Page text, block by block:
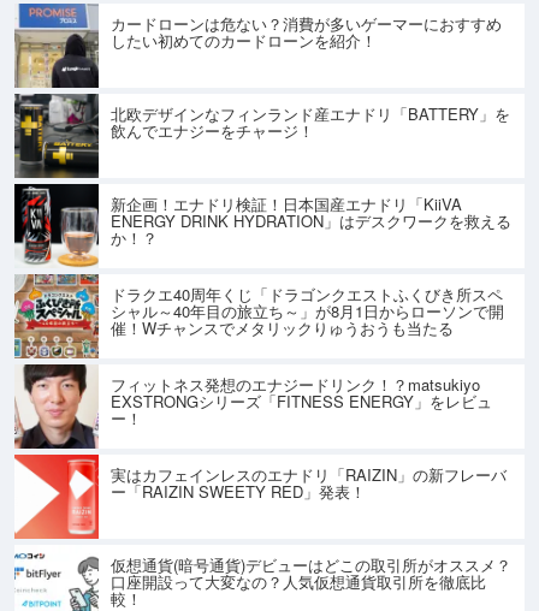
カードローンは危ない？消費が多いゲーマーにおすすめ
したい初めてのカードローンを紹介！
北欧デザインなフィンランド産エナドリ「BATTERY」を
飲んでエナジーをチャージ！
新企画！エナドリ検証！日本国産エナドリ「KiiVA
ENERGY DRINK HYDRATION」はデスクワークを救える
か！？
ドラクエ40周年くじ「ドラゴンクエストふくびき所スペ
シャル～40年目の旅立ち～」が8月1日からローソンで開
催！Wチャンスでメタリックりゅうおうも当たる
フィットネス発想のエナジードリンク！？matsukiyo
EXSTRONGシリーズ「FITNESS ENERGY」をレビュ
ー！
実はカフェインレスのエナドリ「RAIZIN」の新フレーバ
ー「RAIZIN SWEETY RED」発表！
仮想通貨(暗号通貨)デビューはどこの取引所がオススメ？
口座開設って大変なの？人気仮想通貨取引所を徹底比
較！